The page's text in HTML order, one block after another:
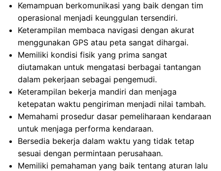
Kemampuan berkomunikasi yang baik dengan tim
operasional menjadi keunggulan tersendiri.
Keterampilan membaca navigasi dengan akurat
menggunakan GPS atau peta sangat dihargai.
Memiliki kondisi fisik yang prima sangat
diutamakan untuk mengatasi berbagai tantangan
dalam pekerjaan sebagai pengemudi.
Keterampilan bekerja mandiri dan menjaga
ketepatan waktu pengiriman menjadi nilai tambah.
Memahami prosedur dasar pemeliharaan kendaraan
untuk menjaga performa kendaraan.
Bersedia bekerja dalam waktu yang tidak tetap
sesuai dengan permintaan perusahaan.
Memiliki pemahaman yang baik tentang aturan lalu